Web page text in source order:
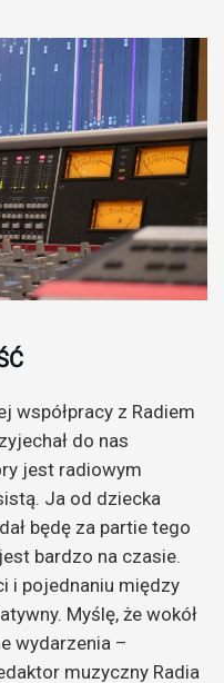
współpracy z Radiem
do nas
jest radiowym
Ja od dziecka
będę za partie tego
bardzo na czasie.
i pojednaniu między
Myślę, że wokół
wydarzenia –
muzyczny Radia